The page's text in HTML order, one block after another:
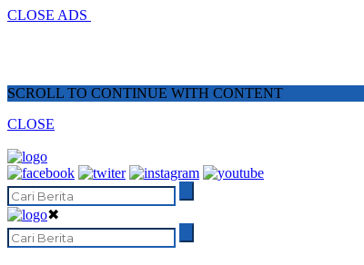
CLOSE ADS
SCROLL TO CONTINUE WITH CONTENT
CLOSE
✖